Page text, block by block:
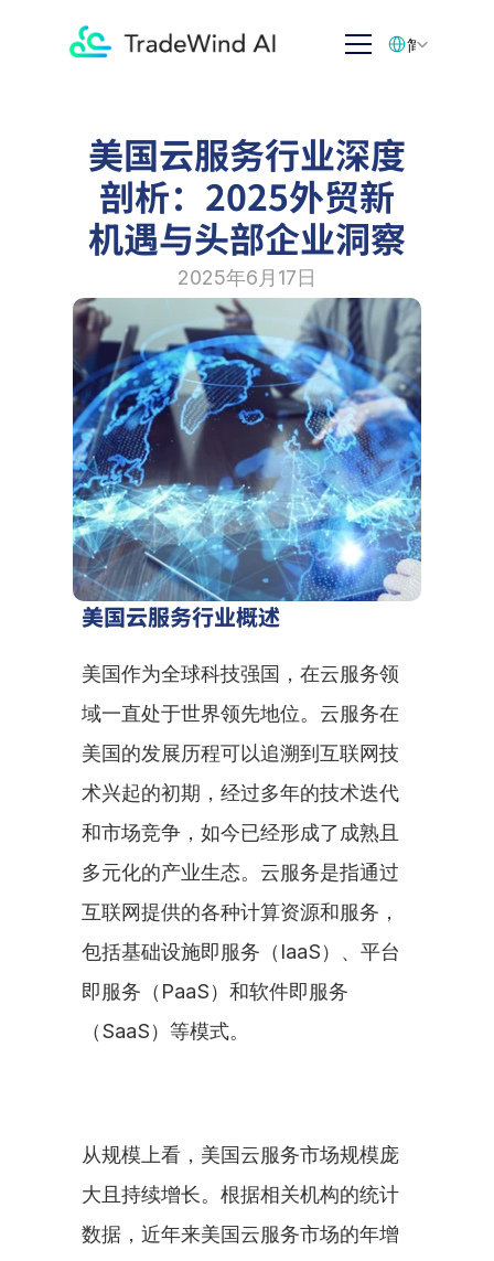
美国云服务行业深度
剖析：2025外贸新
机遇与头部企业洞察
2025年6月17日
美国云服务行业概述
美国作为全球科技强国，在云服务领
域一直处于世界领先地位。云服务在
美国的发展历程可以追溯到互联网技
术兴起的初期，经过多年的技术迭代
和市场竞争，如今已经形成了成熟且
多元化的产业生态。云服务是指通过
互联网提供的各种计算资源和服务，
包括基础设施即服务（IaaS）、平台
即服务（PaaS）和软件即服务
（SaaS）等模式。
从规模上看，美国云服务市场规模庞
大且持续增长。根据相关机构的统计
数据，近年来美国云服务市场的年增
简体中文